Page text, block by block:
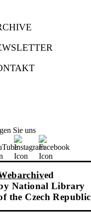
Sie uns
ed
National Library
the Czech Republic